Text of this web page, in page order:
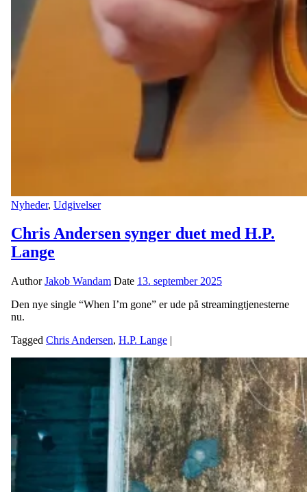
Nyheder, Udgivelser
Chris Andersen synger duet med H.P.
Lange
AuthorJakob Wandam Date 13. september 2025
Den nye single “When I’m gone” er ude på streamingtjenesterne
nu.
Tagged Chris Andersen, H.P. Lange |